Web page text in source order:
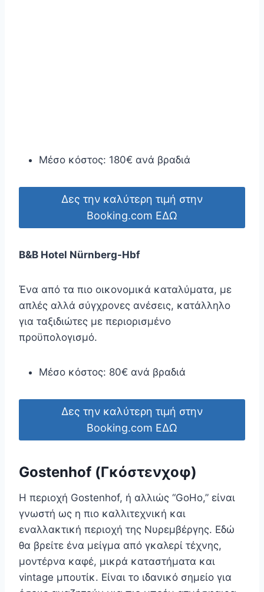
Μέσο κόστος: 180€ ανά βραδιά
Δες την καλύτερη τιμή στην
Booking.com ΕΔΩ
B&B Hotel Nürnberg-Hbf
Ένα από τα πιο οικονομικά καταλύματα, με
απλές αλλά σύγχρονες ανέσεις, κατάλληλο
για ταξιδιώτες με περιορισμένο
προϋπολογισμό.
Μέσο κόστος: 80€ ανά βραδιά
Δες την καλύτερη τιμή στην
Booking.com ΕΔΩ
Gostenhof (Γκόστενχοφ)
Η περιοχή Gostenhof, ή αλλιώς “GoHo,” είναι
γνωστή ως η πιο καλλιτεχνική και
εναλλακτική περιοχή της Νυρεμβέργης. Εδώ
θα βρείτε ένα μείγμα από γκαλερί τέχνης,
μοντέρνα καφέ, μικρά καταστήματα και
vintage μπουτίκ. Είναι το ιδανικό σημείο για